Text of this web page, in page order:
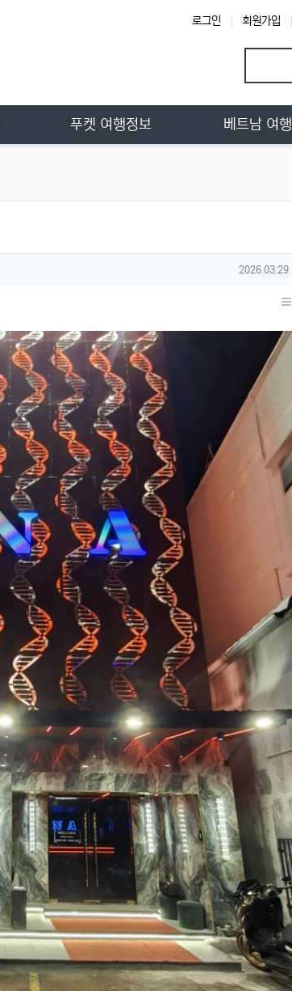
로그인 회원가입
푸켓 여행정보 베트남 여
작성일
2026.03.29